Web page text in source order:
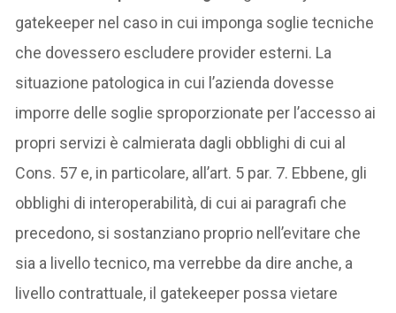
gatekeeper nel caso in cui imponga soglie tecniche
che dovessero escludere provider esterni. La
situazione patologica in cui l’azienda dovesse
imporre delle soglie sproporzionate per l’accesso ai
propri servizi è calmierata dagli obblighi di cui al
Cons. 57 e, in particolare, all’art. 5 par. 7. Ebbene, gli
obblighi di interoperabilità, di cui ai paragrafi che
precedono, si sostanziano proprio nell’evitare che
sia a livello tecnico, ma verrebbe da dire anche, a
livello contrattuale, il gatekeeper possa vietare